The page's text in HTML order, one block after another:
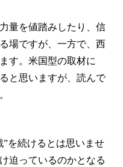
量を値踏みしたり、信
場ですが、一方で、西
す。米国型の取材に
と思いますが、読んで
”を続けるとは思いませ
迫っているのかとなる